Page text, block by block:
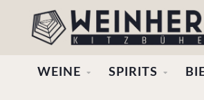
WEINE SPIRITS